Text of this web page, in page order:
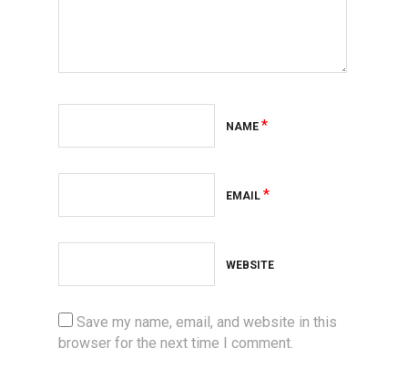
NAME *
EMAIL *
WEBSITE
Save my name, email, and website in this
browser for the next time I comment.